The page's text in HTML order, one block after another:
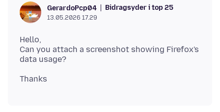
GerardoPcp04 Bidragsyder i top 25
13.05.2026 17.29
Hello,
Can you attach a screenshot showing Firefox's